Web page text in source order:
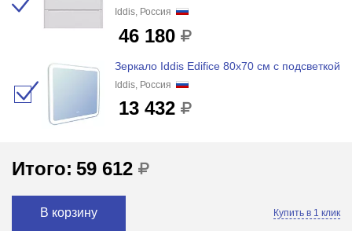
Iddis, Россия
46 180
Зеркало Iddis Edifice 80x70 см с подсветкой
Iddis, Россия
13 432
Итого: 59 612
В корзину Купить в 1 клик